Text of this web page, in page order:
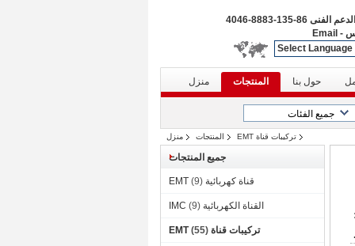
الفنى 86-135-8883-4046
-
Email
Select Language
منزل المنتجات حول بنا
منزل المنتجات تركيبات قناة EMT
جميع المنتجات
قناة كهربائية EMT (9)
القناة الكهربائية IMC (9)
تركيبات قناة EMT (55)